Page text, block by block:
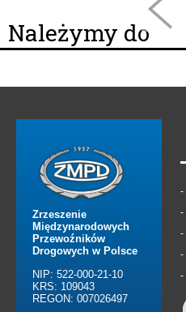
Należymy do
Zrzeszenie
Międzynarodowych
Przewoźników
Drogowych w Polsce
NIP: 522-000-21-10
KRS: 109043
REGON: 007026497
-
-
-
-
-